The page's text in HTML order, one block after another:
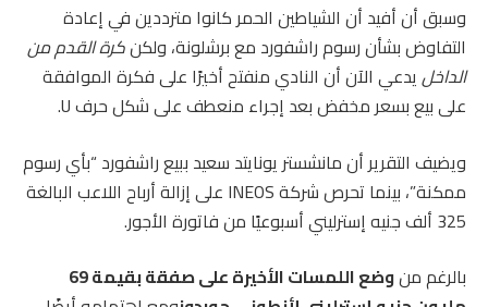
وسبق أن أفيد أن الشياطين الحمر كانوا مترددين في إعادة
التفاوض بشأن رسوم راشفورد مع برشلونة، ولكنكرة القدم من
الداخليدعي الآن أن النادي منفتح أخيرًا على فكرة الموافقة
على بيع بسعر مخفض بعد إجراء منعطف على شكل حرف U.
ويضيف التقرير أن مانشستر يونايتد سعيد ببيع راشفورد “بأي رسوم
ممكنة”، بينما تحرص شركة INEOS على إزالة أرباح اللاعب البالغة
325 ألف جنيه إسترليني أسبوعيًا من فاتورة الأجور.
بالرغم من
وضع اللمسات الأخيرة على صفقة بقيمة 69